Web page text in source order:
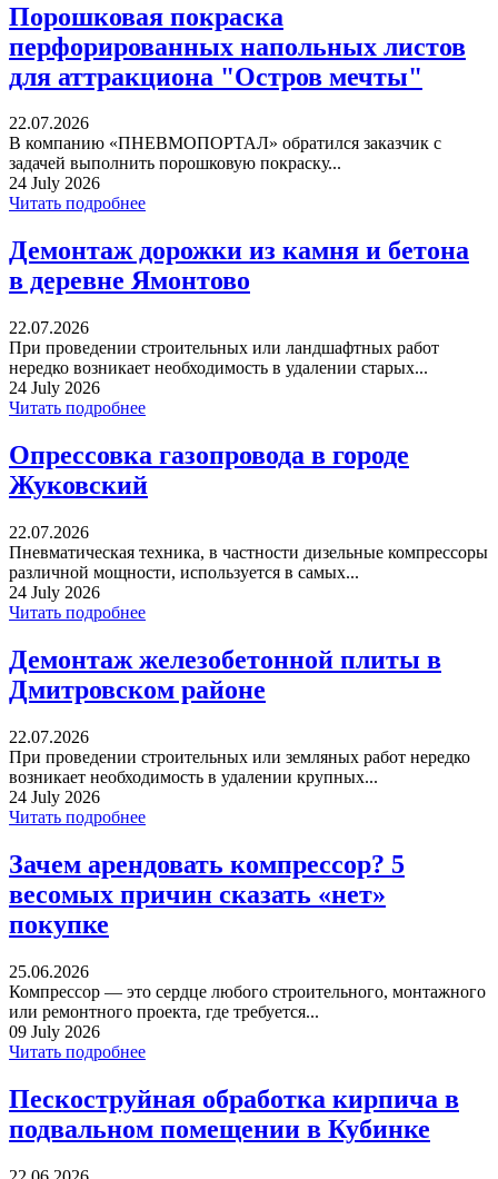
Порошковая покраска
перфорированных напольных листов
для аттракциона "Остров мечты"
22.07.2026
В компанию «ПНЕВМОПОРТАЛ» обратился заказчик с
задачей выполнить порошковую покраску...
24 July 2026
Читать подробнее
Демонтаж дорожки из камня и бетона
в деревне Ямонтово
22.07.2026
При проведении строительных или ландшафтных работ
нередко возникает необходимость в удалении старых...
24 July 2026
Читать подробнее
Опрессовка газопровода в городе
Жуковский
22.07.2026
Пневматическая техника, в частности дизельные компрессоры
различной мощности, используется в самых...
24 July 2026
Читать подробнее
Демонтаж железобетонной плиты в
Дмитровском районе
22.07.2026
При проведении строительных или земляных работ нередко
возникает необходимость в удалении крупных...
24 July 2026
Читать подробнее
Зачем арендовать компрессор? 5
весомых причин сказать «нет»
покупке
25.06.2026
Компрессор — это сердце любого строительного, монтажного
или ремонтного проекта, где требуется...
09 July 2026
Читать подробнее
Пескоструйная обработка кирпича в
подвальном помещении в Кубинке